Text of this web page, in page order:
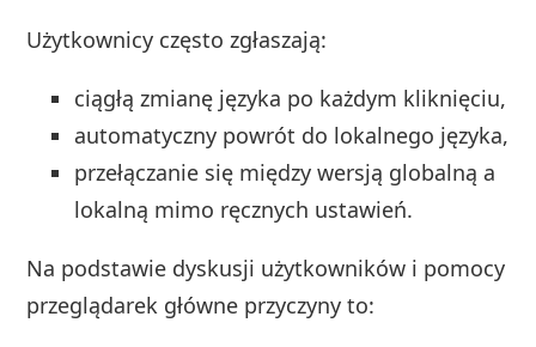
Użytkownicy często zgłaszają:
ciągłą zmianę języka po każdym kliknięciu,
automatyczny powrót do lokalnego języka,
przełączanie się między wersją globalną a
lokalną mimo ręcznych ustawień.
Na podstawie dyskusji użytkowników i pomocy
przeglądarek główne przyczyny to: